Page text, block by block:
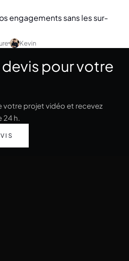
engagements sans les sur-
Kevin
pour votre
votre projet vidéo et recevez
h.